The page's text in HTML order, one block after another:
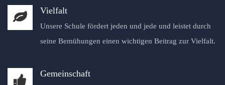
Vielfalt
Unsere Schule fördert jeden und jede und leistet durch
seine Bemühungen einen wichtigen Beitrag zur Vielfalt.
Gemeinschaft